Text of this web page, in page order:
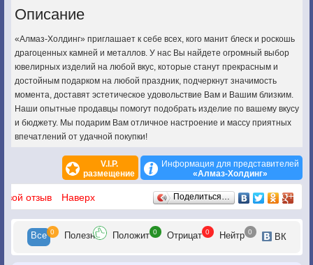
Описание
«Алмаз-Холдинг» приглашает к себе всех, кого манит блеск и роскошь
драгоценных камней и металлов. У нас Вы найдете огромный выбор
ювелирных изделий на любой вкус, которые станут прекрасным и
достойным подарком на любой праздник, подчеркнут значимость
момента, доставят эстетическое удовольствие Вам и Вашим близким.
Наши опытные продавцы помогут подобрать изделие по вашему вкусу
и бюджету. Мы подарим Вам отличное настроение и массу приятных
впечатлений от удачной покупки!
V.I.P.
размещение
Информация для представителей
«Алмаз-Холдинг»
Отзывы
отзыв Наверх Поделиться…
Все 0 Полезн Положит 0 Отрицат 0 Нейтр 0 ВК